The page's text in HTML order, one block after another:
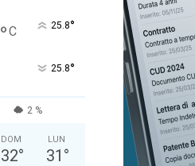
°C 25.8°
25.8°
2 %
DOM
32°
LUN
31 °